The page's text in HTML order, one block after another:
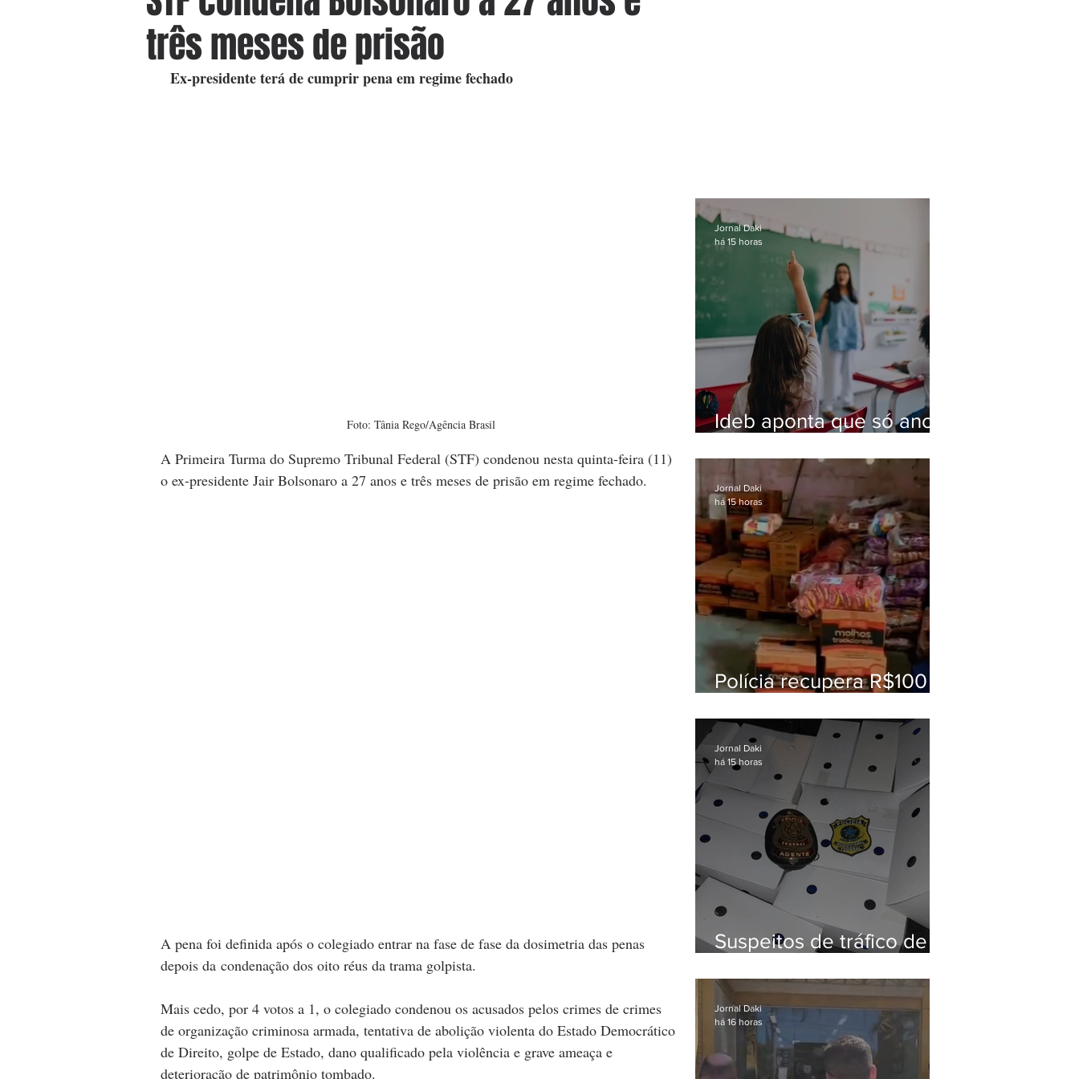
três meses de prisão
Ex-presidente terá de cumprir pena em regime fechado
Foto: Tânia Rego/Agência Brasil
A Primeira Turma do Supremo Tribunal Federal (STF) condenou nesta quinta-feira (11)
o ex-presidente Jair Bolsonaro a 27 anos e três meses de prisão em regime fechado.
A pena foi definida após o colegiado entrar na fase de fase da dosimetria das penas
depois da condenação dos oito réus da trama golpista.
Mais cedo, por 4 votos a 1, o colegiado condenou os acusados pelos crimes de crimes
de organização criminosa armada, tentativa de abolição violenta do Estado Democrático
de Direito, golpe de Estado, dano qualificado pela violência e grave ameaça e
deterioração de patrimônio tombado.
Ideb aponta que só anos
nacional da educação
Jornal Daki
há 15 horas
Polícia recupera R$100
Baixada Fluminense
Jornal Daki
há 15 horas
Suspeitos de tráfico de
presos com 50 aves
Jornal Daki
há 15 horas
Jornal Daki
há 16 horas